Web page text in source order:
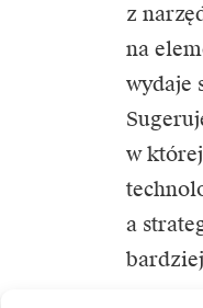
z
na
wydaje
w
a